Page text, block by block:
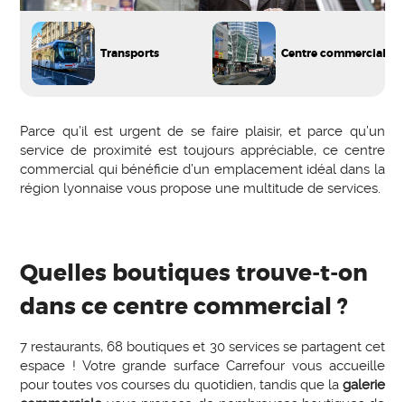
Transports Centre commercial
Parce qu’il est urgent de se faire plaisir, et parce qu’un
service de proximité est toujours appréciable, ce centre
commercial qui bénéficie d’un emplacement idéal dans la
région lyonnaise vous propose une multitude de services.
Quelles boutiques trouve-t-on
dans ce centre commercial ?
7 restaurants, 68 boutiques et 30 services se partagent cet
espace ! Votre grande surface Carrefour vous accueille
pour toutes vos courses du quotidien, tandis que la galerie